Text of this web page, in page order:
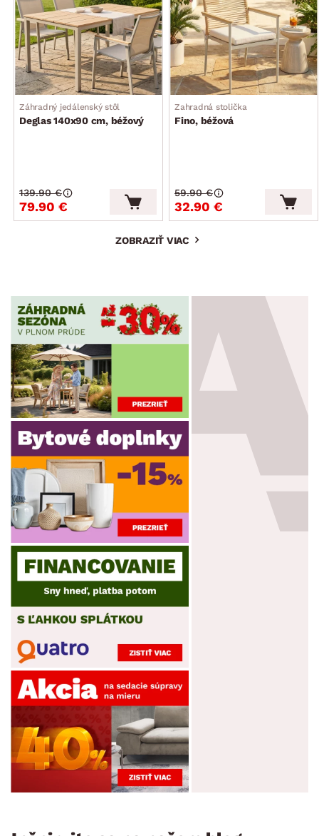
Záhradný jedálenský stôl
Deglas 140x90 cm, béžový
79.90 €
139.90 €
Zahradná stolička
Fino, béžová
32.90 €
59.90 €
ZOBRAZIŤ VIAC